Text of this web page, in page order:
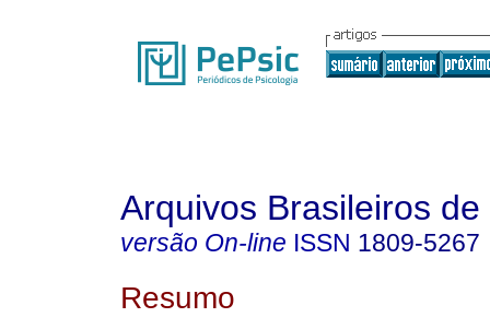
Arquivos Brasileiros
versão On-line ISSN 1809-5267
Resumo